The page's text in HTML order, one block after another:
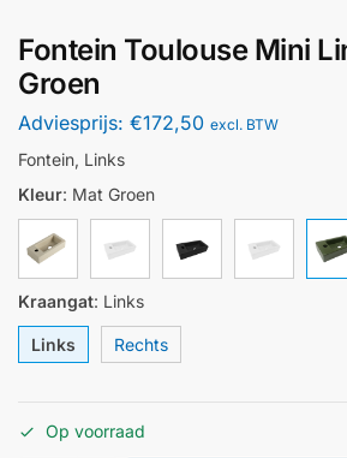
Fontein Toulouse Mini
Groen
Adviesprijs: €172,50 excl. BTW
Fontein, Links
Kleur: Mat Groen
Kraangat: Links
Links Rechts
Op voorraad